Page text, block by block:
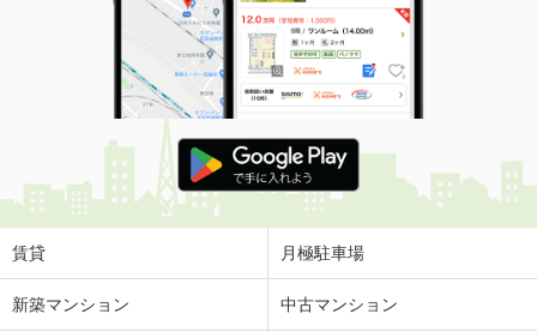
住 所
鹿児島県薩摩川内市宮崎町
専有面積 59.5m²
間取り
2LDK
鹿児島県鹿児島市東谷山２丁目
価 格
5.30万円
住 所
鹿児島県鹿児島市東谷山２丁目
専有面積
ワンルーム
鹿児島県鹿児島市東谷山１丁目
賃貸 月極駐車場
新築マンション 中古マンション